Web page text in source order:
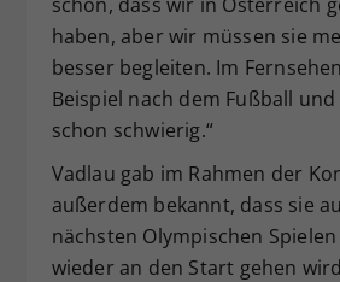
haben, aber wir müssen sie
besser begleiten. Im
Beispiel nach dem Fußball
schon schwierig.“
Vadlau gab im Rahmen der
außerdem bekannt, dass sie
nächsten Olympischen
wieder an den Start gehen